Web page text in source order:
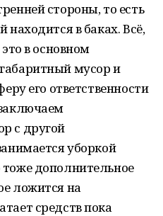
стороны, то есть
находится в баках. Всё,
в основном
мусор и
его ответственности
с другой
уборкой
дополнительное
ложится на
средств пока